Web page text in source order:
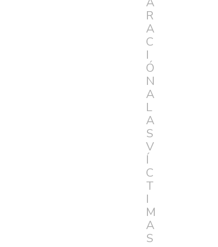
R
A
C
I
Ó
N
A
L
A
S
V
Í
C
T
I
M
A
S